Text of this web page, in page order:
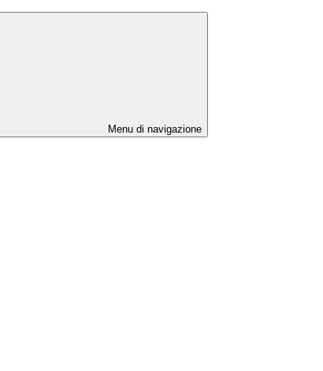
Menu di navigazione